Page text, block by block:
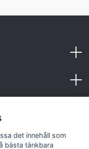
det innehåll som
bästa tänkbara